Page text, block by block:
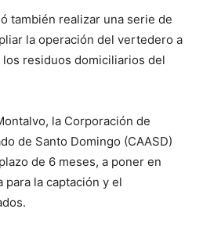
también realizar una serie de
la operación del vertedero a
residuos domiciliarios del
la Corporación de
de Santo Domingo (CAASD)
de 6 meses, a poner en
la captación y el